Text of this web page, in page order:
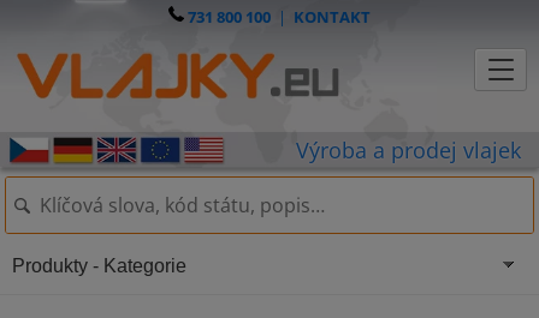
731 800 100 | KONTAKT
Produkty - Kategorie